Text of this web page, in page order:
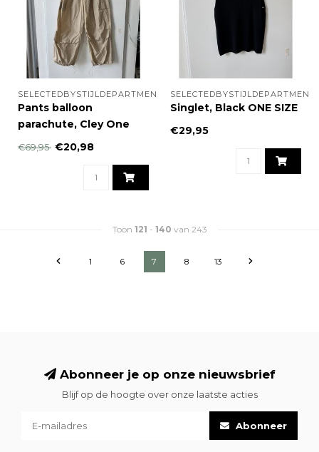
SELECTEDBYSTIJLDEPARTMENT
Pants balloon
parachute, Cley One
€69,95 €20,98
SELECTEDBYSTIJLDEPARTMENT
Singlet, Black ONE SIZE
€29,95
Toon 121 - 140 van 243
1 6 7 8 13
Abonneer je op onze nieuwsbrief
Blijf op de hoogte over onze laatste acties
Abonneer